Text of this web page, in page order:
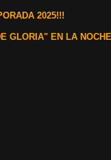
2025!!!
GLORIA" EN LA